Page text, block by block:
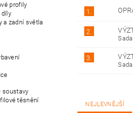
profily
díly
a zadní světla
soustavy
těsnění
1.
2.
3.
NEJLEVNĚJŠÍ